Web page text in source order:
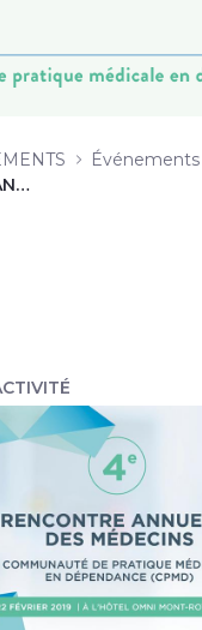
RENCONTRE ANNUELLE 2019